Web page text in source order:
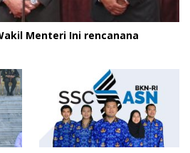
Menteri Ini rencanana